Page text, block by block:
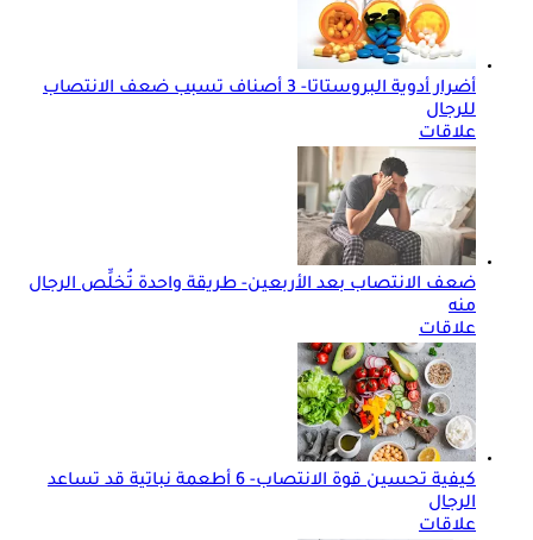
أضرار أدوية البروستاتا- 3 أصناف تسبب ضعف الانتصاب
للرجال
علاقات
ضعف الانتصاب بعد الأربعين- طريقة واحدة تُخلِّص الرجال
منه
علاقات
كيفية تحسين قوة الانتصاب- 6 أطعمة نباتية قد تساعد
الرجال
علاقات